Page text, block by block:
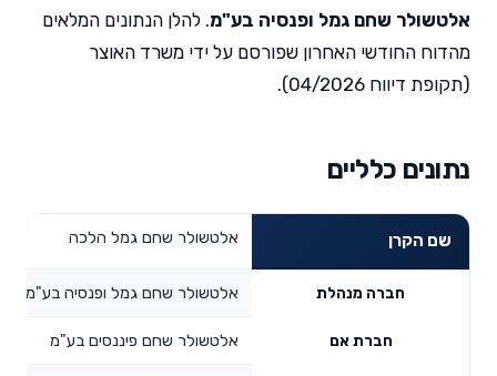
אלטשולר שחם גמל ופנסיה בע"מ. להלן הנתונים המלאים
מהדוח החודשי האחרון שפורסם על ידי משרד האוצר
(תקופת דיווח 04/2026).
נתונים כלליים
שם הקרן אלטשולר שחם גמל הלכה
חברה מנהלת אלטשולר שחם גמל ופנסיה בע"מ
חברת אם אלטשולר שחם פיננסים בע"מ